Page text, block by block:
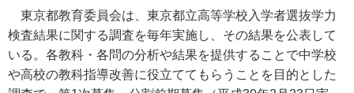
東京都教育委員会は、東京都立高等学校入学者選抜学力
検査結果に関する調査を毎年実施し、その結果を公表して
いる。各教科・各問の分析や結果を提供することで中学校
や高校の教科指導改善に役立ててもらうことを目的とした